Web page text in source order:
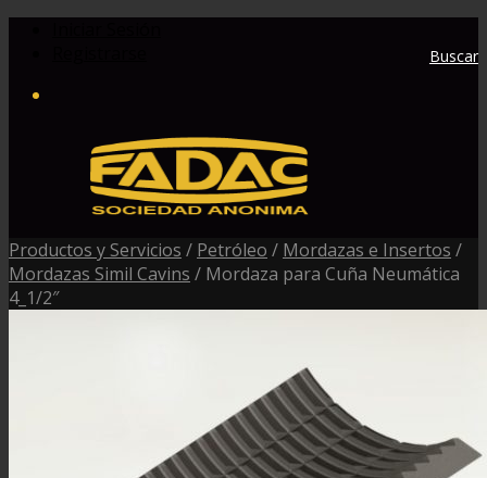
Buscar
Productos y Servicios / Petróleo / Mordazas e Insertos /
Mordazas Simil Cavins / Mordaza para Cuña Neumática
4_1/2″